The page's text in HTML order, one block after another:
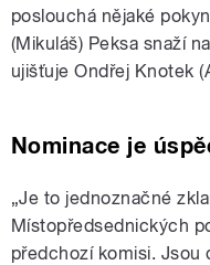
poslouchá nějaké
(Mikuláš) Peksa snaží
ujišťuje Ondřej Knotek
Nominace je
„Je to jednoznačné
Místopředsednických
předchozí komisi. Jsou